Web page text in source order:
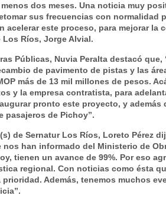
dos meses. Una noticia muy
sus frecuencias con normalidad
acelerar este proceso, para mejorar
Ríos, Jorge Alvial.
Públicas, Nuvia Peralta destacó
de pavimento de pistas y las
más de 13 mil millones de pesos.
y la empresa contratista, para
pronto este proyecto, y
pasajeros de Pichoy”.
de Sernatur Los Ríos, Loreto Pérez
han informado del Ministerio de
tienen un avance de 99%. Por eso
regional. Con noticias como ésta
Además, tenemos muchos